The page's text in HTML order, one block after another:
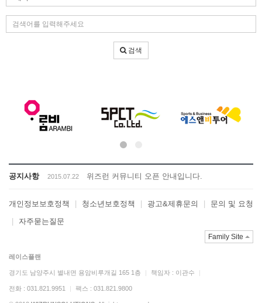
색
조
색
어
입
검색
공지사항 2015.07.22 위즈런 커뮤니티 오픈 안내입니다.
개인정보보호정책 | 청소년보호정책 | 광고&제휴문의 |
문의 및 요청
|
자주묻는질문
Family Site
레이스플랜
경기도 남양주시 별내면 용암비루개길 165 1층 | 책임자 : 이관수 |
전화 : 031.821.9951 | 팩스 : 031.821.9800